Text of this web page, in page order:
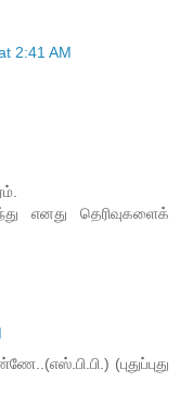
2:41 AM
எனது தெரிவுகளைக்
(புதுப்புது